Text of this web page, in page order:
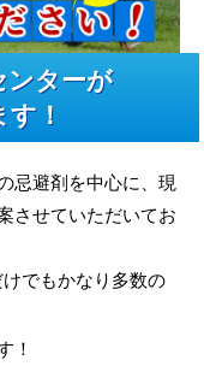
ンターが
！
忌避剤を中心に、現
させていただいてお
けでもかなり多数の
！